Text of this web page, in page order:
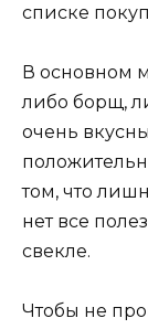
списке
В основном
либо борщ,
очень
том, что
нет все
свекле.
Чтобы не